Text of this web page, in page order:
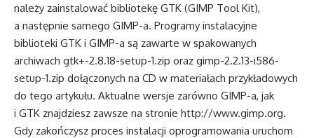
należy zainstalować bibliotekę GTK (GIMP Tool Kit),
a następnie samego GIMP-a. Programy instalacyjne
biblioteki GTK i GIMP-a są zawarte w spakowanych
archiwach gtk+-2.8.18-setup-1.zip oraz gimp-2.2.13-i586-
setup-1.zip dołączonych na CD w materiałach przykładowych
do tego artykułu. Aktualne wersje zarówno GIMP-a, jak
i GTK znajdziesz zawsze na stronie http://www.gimp.org.
Gdy zakończysz proces instalacji oprogramowania uruchom